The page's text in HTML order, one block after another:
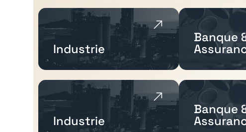
Industrie
Banque
Industrie
Banque